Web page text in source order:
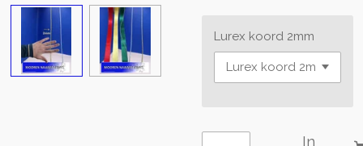
Lurex koord 2mm
In